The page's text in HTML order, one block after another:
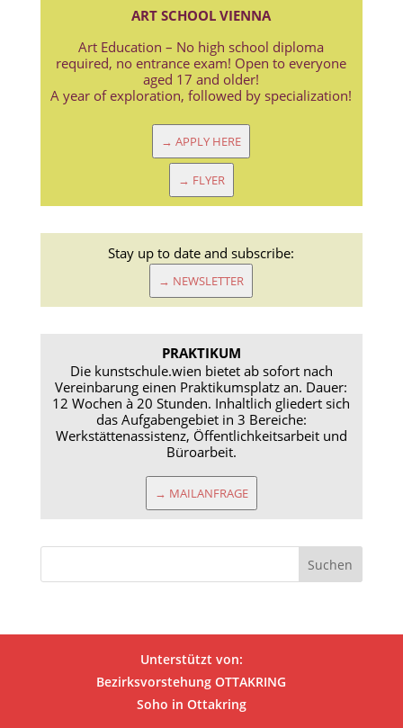
ART SCHOOL VIENNA
Art Education – No high school diploma
required, no entrance exam! Open to everyone
aged 17 and older!
A year of exploration, followed by specialization!
→ APPLY HERE
→ FLYER
Stay up to date and subscribe:
→ NEWSLETTER
PRAKTIKUM
Die kunstschule.wien bietet ab sofort nach
Vereinbarung einen Praktikumsplatz an. Dauer:
12 Wochen à 20 Stunden. Inhaltlich gliedert sich
das Aufgabengebiet in 3 Bereiche:
Werkstättenassistenz, Öffentlichkeitsarbeit und
Büroarbeit.
→ MAILANFRAGE
Unterstützt von:
Bezirksvorstehung OTTAKRING
Soho in Ottakring